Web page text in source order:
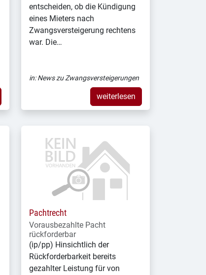
entscheiden, ob die Kündigung
eines Mieters nach
Zwangsversteigerung rechtens
war. Die…
in:News zu Zwangsversteigerungen
weiterlesen
Pachtrecht
Vorausbezahlte Pacht
rückforderbar
(ip/pp) Hinsichtlich der
Rückforderbarkeit bereits
gezahlter Leistung für von